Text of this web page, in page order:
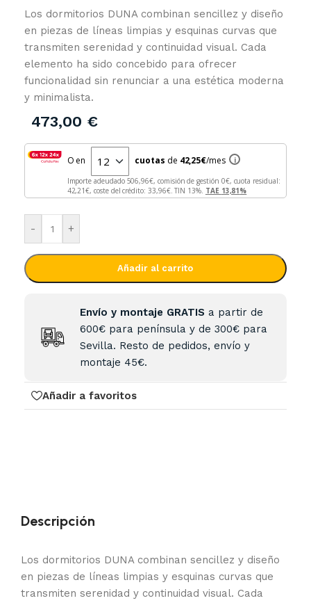
Los dormitorios DUNA combinan sencillez y diseño
en piezas de líneas limpias y esquinas curvas que
transmiten serenidad y continuidad visual. Cada
elemento ha sido concebido para ofrecer
funcionalidad sin renunciar a una estética moderna
y minimalista.
473,00 €
O en cuotas de 42,25€/mes i
Importe adeudado 506,96 €, comisión de gestión 0
€, cuota residual:
42,21
€, coste del crédito: 33,96€. TIN 13%. TAE 13,81%
- +
Añadir al carrito
Envío y montaje GRATIS a partir de
600€ para península y de 300€ para
Sevilla. Resto de pedidos, envío y
montaje 45€.
Añadir a favoritos
Descripción
Los dormitorios DUNA combinan sencillez y diseño
en piezas de líneas limpias y esquinas curvas que
transmiten serenidad y continuidad visual. Cada